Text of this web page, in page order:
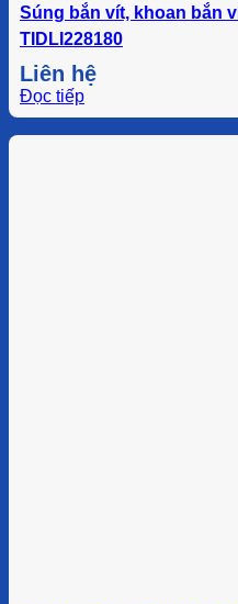
Súng bắn vít, khoan bắn
TIDLI228180
Liên hệ
Đọc tiếp